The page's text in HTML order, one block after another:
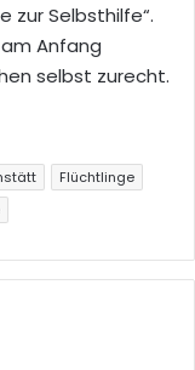
zur Selbsthilfe“.
Anfang
selbst zurecht.
Flüchtlinge